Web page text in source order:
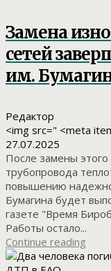
Замена
сетей
им.
Редактор
<img src=" <meta
27.07.2025
После замены этого
трубопровода
повышению
Бумагина будет
газете "Время
Работы остало...
Continue reading